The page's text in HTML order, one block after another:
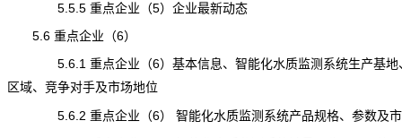
5.5.5 重点企业（5）企业最新动态
5.6 重点企业（6）
5.6.1 重点企业（6）基本信息、智能化水质监测系统生产基地
区域、竞争对手及市场地位
5.6.2 重点企业（6） 智能化水质监测系统产品规格、参数及市